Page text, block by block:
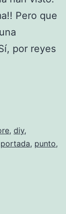
Pero que
por reyes
, diy,
portada, punto,